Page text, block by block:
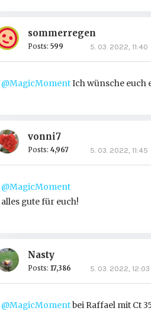
sommerregen
Posts: 599 5. 03. 2022, 11:40
@MagicMomentIch wünsche euch
vonni7
Posts: 4,967 5. 03. 2022, 11:45
@MagicMoment
alles gute für euch!
Nasty
Posts: 17,386 5. 03. 2022, 12:03
@MagicMomentbei Raffael mit Ct